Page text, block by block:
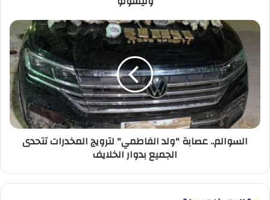
السوالم..
عصابة
"ولد
الفاطمي"
لترويج
المخدرات
تتحدى
الجميع
بدوار
الخلايفالسوالم.. عصابة "ولد الفاطمي" لترويج المخدرات تتحدى
الجميع بدوار الخلايف